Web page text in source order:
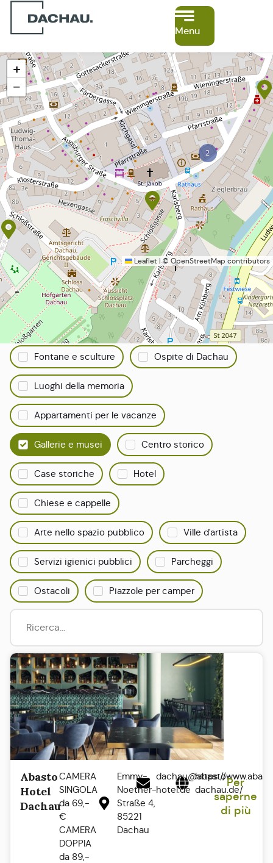
Menu
2
+
−
Leaflet |©OpenStreetMap contributors
Tutto su Dachau
Filtrare la ricerca:
Punti di vista
Selezione del catering
Fontane e sculture Ospite di Dachau
Luoghi della memoria
Appartamenti per le vacanze
Gallerie e musei Centro storico
Case storiche Hotel
Chiese e cappelle
Arte nello spazio pubblico Ville d'artista
Servizi igienici pubblici Parcheggi
Ostacoli Piazzole per camper
Abasto
Hotel
Dachau
CAMERA
SINGOLA
da 69,-
€
CAMERA
DOPPIA
da 89,-
Emmy-
Noether-
Straße 4,
85221
Dachau
dachau@abasto-
hotel.de
https://
dachau.de/
Per
saperne
di più